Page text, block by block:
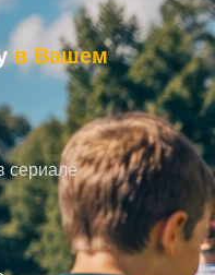
в Вашем
сериале